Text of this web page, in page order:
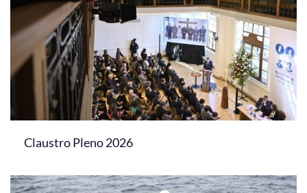
Claustro Pleno 2026